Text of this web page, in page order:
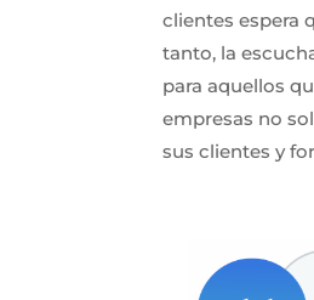
clientes espera
tanto, la
para aquellos
empresas no
sus clientes y